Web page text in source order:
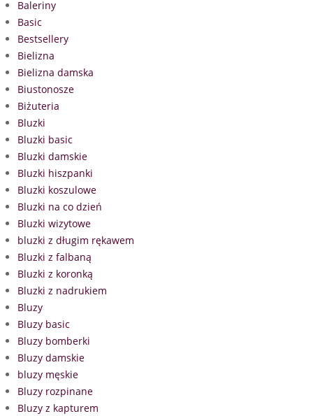
Baleriny
Basic
Bestsellery
Bielizna
Bielizna damska
Biustonosze
Biżuteria
Bluzki
Bluzki basic
Bluzki damskie
Bluzki hiszpanki
Bluzki koszulowe
Bluzki na co dzień
Bluzki wizytowe
bluzki z długim rękawem
Bluzki z falbaną
Bluzki z koronką
Bluzki z nadrukiem
Bluzy
Bluzy basic
Bluzy bomberki
Bluzy damskie
bluzy męskie
Bluzy rozpinane
Bluzy z kapturem